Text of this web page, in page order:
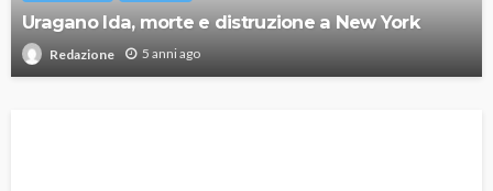
Uragano Ida, morte e distruzione a New York
Redazione 5 anni ago